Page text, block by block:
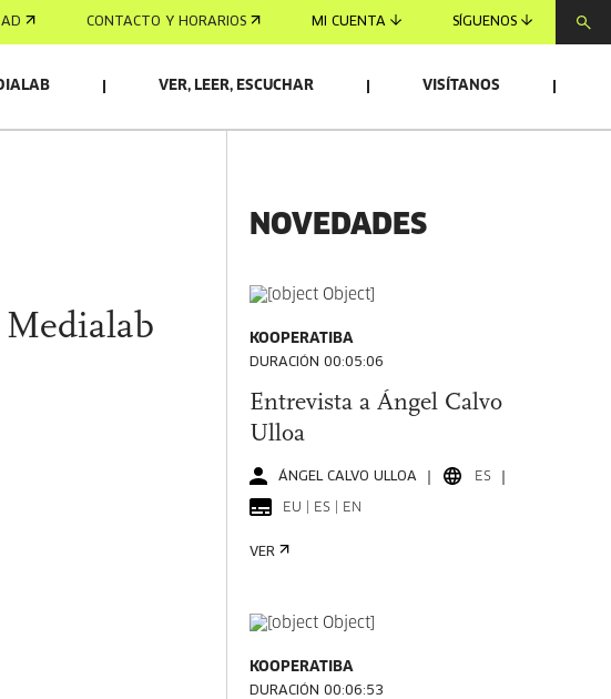
CONTACTO Y HORARIOS MI CUENTA SÍGUENOS
VER, LEER, ESCUCHAR VISÍTANOS
NOVEDADES
KOOPERATIBA
DURACIÓN 00:05:06
Entrevista a Ángel Calvo
Ulloa
ÁNGEL CALVO ULLOA ES
EU | ES | EN
VER
KOOPERATIBA
DURACIÓN 00:06:53